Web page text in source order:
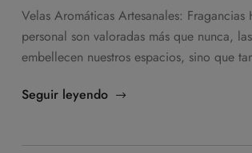
Velas Aromáticas Artesanales:
personal son valoradas más que nunca,
embellecen nuestros espacios, sino que
Seguir leyendo